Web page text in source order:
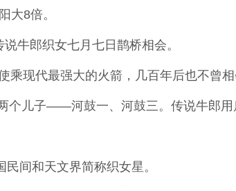
大8倍。
牛郎织女七月七日鹊桥相会。
乘现代最强大的火箭，几百年后也不曾相
个儿子——河鼓一、河鼓三。传说牛郎用
间和天文界简称织女星。